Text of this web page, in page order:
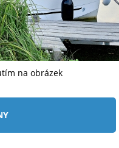
na obrázek